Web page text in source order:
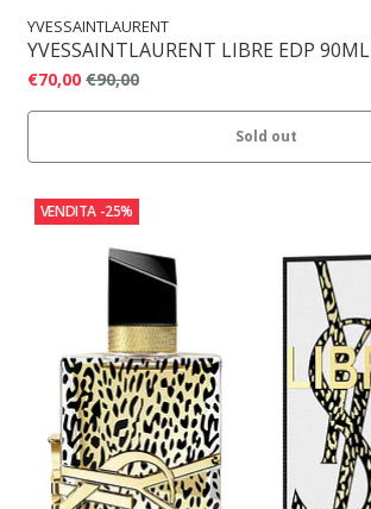
YVESSAINTLAURENT
YVESSAINTLAURENT LIBRE EDP 90ML
€70,00 €90,00
Sold out
VENDITA -25%